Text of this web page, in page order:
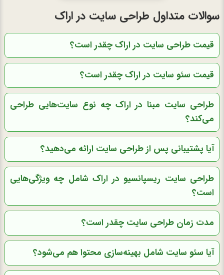
سوالات متداول طراحی سایت در اراک
قیمت طراحی سایت در اراک چقدر است؟
قیمت سئو سایت در اراک چقدر است؟
طراحی سایت مبنا در اراک چه نوع سایت‌هایی طراحی
می‌کند؟
آیا پشتیبانی پس از طراحی سایت ارائه می‌دهید؟
طراحی سایت ریسپانسیو در اراک شامل چه ویژگی‌هایی
است؟
مدت زمان طراحی سایت چقدر است؟
آیا سئو سایت شامل بهینه‌سازی محتوا هم می‌شود؟